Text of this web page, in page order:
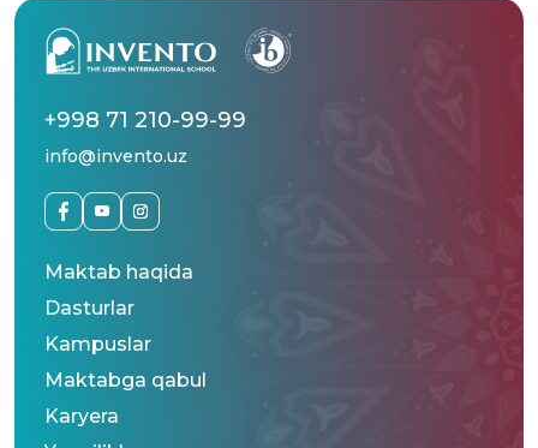
+998 71 210-99-99
info@invento.uz
Maktab haqida
Dasturlar
Kampuslar
Maktabga qabul
Karyera